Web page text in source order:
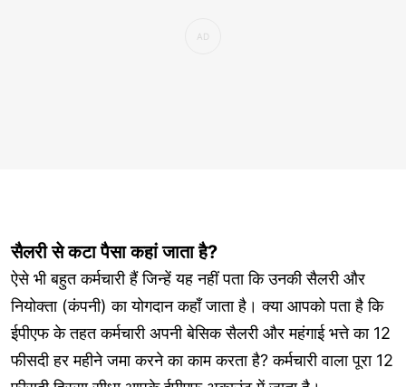
सैलरी से कटा पैसा कहां जाता है?
ऐसे भी बहुत कर्मचारी हैं जिन्हें यह नहीं पता कि उनकी सैलरी और
नियोक्ता (कंपनी) का योगदान कहाँ जाता है। क्या आपको पता है कि
ईपीएफ के तहत कर्मचारी अपनी बेसिक सैलरी और महंगाई भत्ते का 12
फीसदी हर महीने जमा करने का काम करता है? कर्मचारी वाला पूरा 12